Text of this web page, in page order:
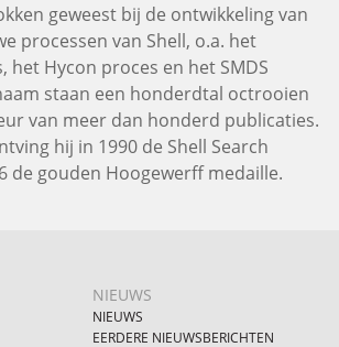
geweest bij de ontwikkeling van
processen van Shell, o.a. het
het Hycon proces en het SMDS
staan een honderdtal octrooien
van meer dan honderd publicaties.
hij in 1990 de Shell Search
de gouden Hoogewerff medaille.
NIEUWS
NIEUWS
EERDERE NIEUWSBERICHTEN